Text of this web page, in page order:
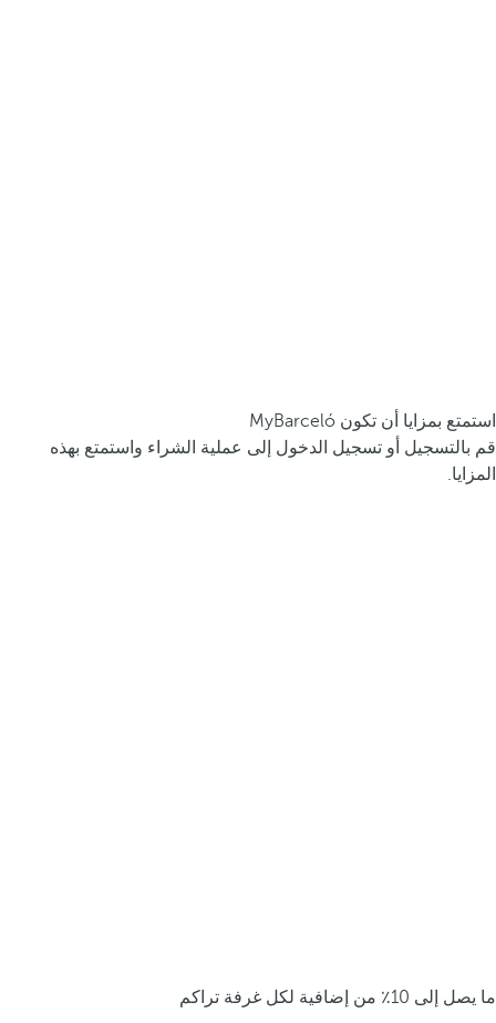
استمتع بمزايا أن تكون MyBarceló
قم بالتسجيل أو تسجيل الدخول إلى عملية الشراء واستمتع بهذه
المزايا.
ما يصل إلى 10٪ من إضافية لكل غرفة تراكم